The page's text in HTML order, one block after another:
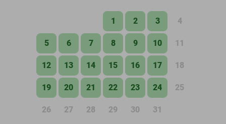
1 2 3 4
5 6 7 8 9 10 11
12 13 14 15 16 17 18
19 20 21 22 23 24 25
26 27 28 29 30 31